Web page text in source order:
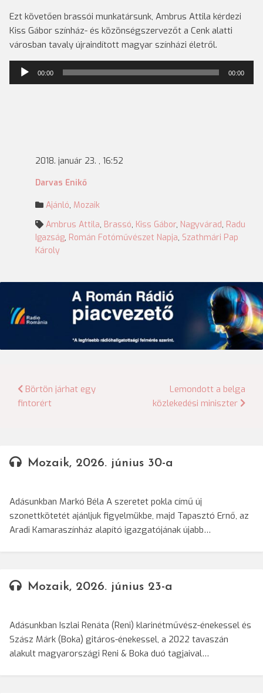
Ezt követően brassói munkatársunk, Ambrus Attila kérdezi
Kiss Gábor színház- és közönségszervezőt a Cenk alatti
városban tavaly újraindított magyar színházi életről.
Audió
lejátszó
00:00 00:00
2018. január 23. , 16:52
Darvas Enikő
Ajánló, Mozaik
Ambrus Attila, Brassó, Kiss Gábor, Nagyvárad, Radu
Igazság, Román Fotóművészet Napja, Szathmári Pap
Károly
Bejegyzés
Börtön járhat egy
fintorért
Lemondott a belga
közlekedési miniszter
Mozaik, 2026. június 30-a
Adásunkban Markó Béla A szeretet pokla című új
szonettkötetét ajánljuk figyelmükbe, majd Tapasztó Ernő, az
Aradi Kamaraszínház alapító igazgatójának újabb…
Mozaik, 2026. június 23-a
Adásunkban Iszlai Renáta (Reni) klarinétművész-énekessel és
Szász Márk (Boka) gitáros-énekessel, a 2022 tavaszán
alakult magyarországi Reni & Boka duó tagjaival…